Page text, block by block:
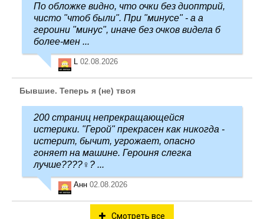
По обложке видно, что очки без диоптрий,
чисто "чтоб были". При "минусе" - а а
героини "минус", иначе без очков видела б
более-мен ...
L 02.08.2026
Бывшие. Теперь я (не) твоя
200 страниц непрекращающейся
истерики. "Герой" прекрасен как никогда -
истерит, бычит, угрожает, опасно
гоняет на машине. Героиня слегка
лучше????‍♀️? ...
Анн 02.08.2026
Смотреть все